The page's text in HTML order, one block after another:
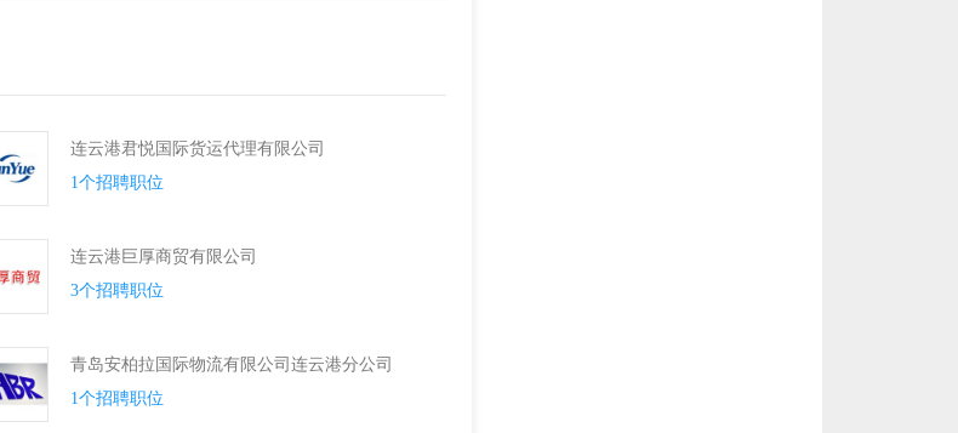
连云港君悦国际货运代理有限公司
1个招聘职位
连云港巨厚商贸有限公司
3个招聘职位
青岛安柏拉国际物流有限公司连云港分公司
1个招聘职位